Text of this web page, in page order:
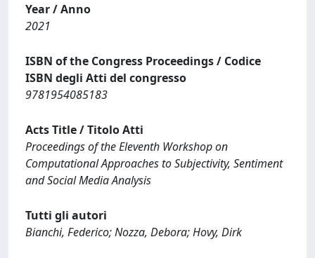
Year / Anno
2021
ISBN of the Congress Proceedings / Codice
ISBN degli Atti del congresso
9781954085183
Acts Title / Titolo Atti
Proceedings of the Eleventh Workshop on
Computational Approaches to Subjectivity, Sentiment
and Social Media Analysis
Tutti gli autori
Bianchi, Federico; Nozza, Debora; Hovy, Dirk